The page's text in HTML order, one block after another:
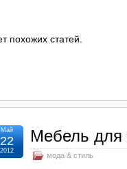
похожих статей.
Мебель для
мода & стиль
Май
22
2012